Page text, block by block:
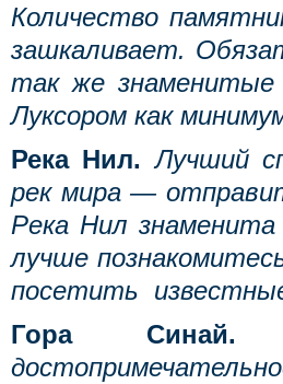
Количество
зашкаливает.
так же знаменитые
Луксором как
Река Нил.Лучший
рек мира —
Река Нил
лучше
посетить
Гора